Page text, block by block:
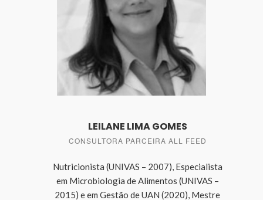
LEILANE LIMA GOMES
CONSULTORA PARCEIRA ALL FEED
Nutricionista (UNIVAS – 2007), Especialista
em Microbiologia de Alimentos (UNIVAS –
2015) e em Gestão de UAN (2020), Mestre